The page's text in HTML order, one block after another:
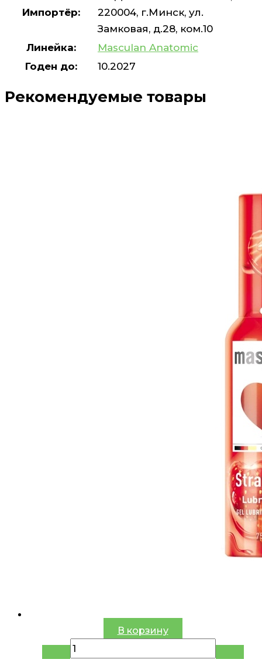
Импортёр:
220004, г.Минск, ул.
Замковая, д.28, ком.10
Линейка:
Masculan Anatomic
Годен до:
10.2027
Рекомендуемые товары
В корзину